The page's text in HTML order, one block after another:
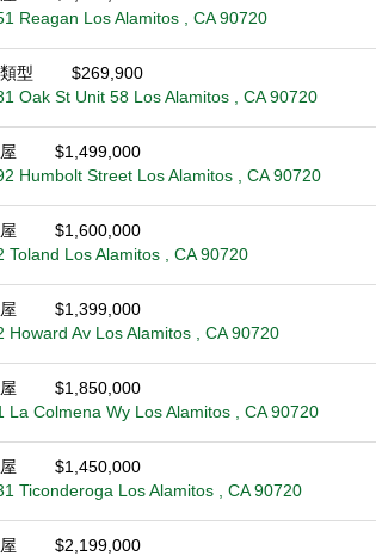
Reagan Los Alamitos , CA 90720
型
$269,900
Oak St Unit 58 Los Alamitos , CA 90720
$1,499,000
Humbolt Street Los Alamitos , CA 90720
$1,600,000
Toland Los Alamitos , CA 90720
$1,399,000
Howard Av Los Alamitos , CA 90720
$1,850,000
La Colmena Wy Los Alamitos , CA 90720
$1,450,000
Ticonderoga Los Alamitos , CA 90720
$2,199,000